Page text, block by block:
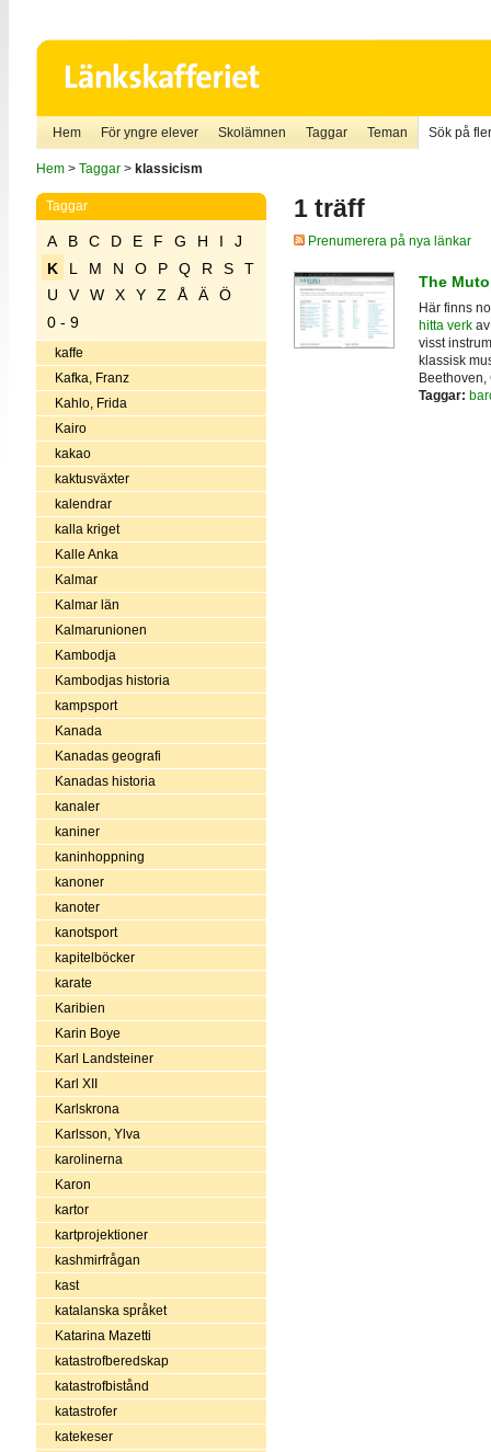
Hem För yngre elever Skolämnen Taggar Teman Sök på
Hem> Taggar> klassicism
Taggar
A B C D E F G H I
J
K
L M N O P Q R S
T
U
V W X Y Z Å Ä
Ö
0 - 9
kaffe
Kafka, Franz
Kahlo, Frida
Kairo
kakao
kaktusväxter
kalendrar
kalla kriget
Kalle Anka
Kalmar
Kalmar län
Kalmarunionen
Kambodja
Kambodjas historia
kampsport
Kanada
Kanadas geografi
Kanadas historia
kanaler
kaniner
kaninhoppning
kanoner
kanoter
kanotsport
kapitelböcker
karate
Karibien
Karin Boye
Karl Landsteiner
Karl XII
Karlskrona
Karlsson, Ylva
karolinerna
Karon
kartor
kartprojektioner
kashmirfrågan
kast
katalanska språket
Katarina Mazetti
katastrofberedskap
katastrofbistånd
katastrofer
katekeser
1 träff
Prenumerera på nya länkar
The
Här finns
hitta verkav
visst
klassisk
Beethoven,
Taggar: